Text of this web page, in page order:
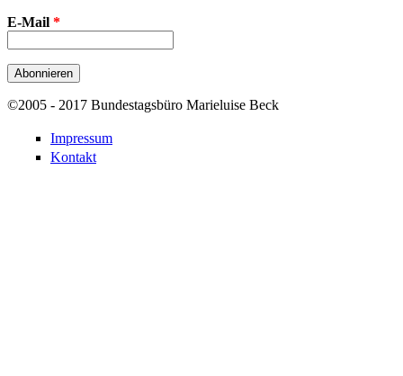
E-Mail *
©2005 - 2017 Bundestagsbüro Marieluise Beck
Impressum
Kontakt